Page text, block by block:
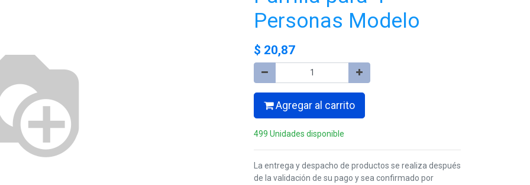
Personas Modelo
$ 20,87
Agregar al carrito
499 Unidades disponible
La entrega y despacho de productos se realiza después
de la validación de su pago y sea confirmado por